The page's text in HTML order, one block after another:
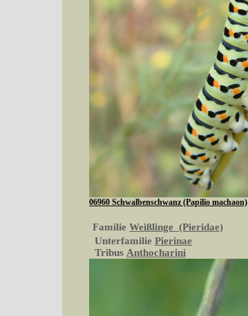
06960 Schwalbenschwanz (Papilio machaon)
Familie Weißlinge (Pieridae)
Unterfamilie Pierinae
Tribus Anthocharini